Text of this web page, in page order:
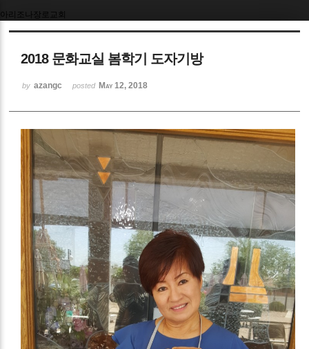
아리조나장로교회
2018 문화교실 봄학기 도자기방
by azangc posted May 12, 2018
Sketchbook5, 스케치북5
Sketchbook5, 스케치북5